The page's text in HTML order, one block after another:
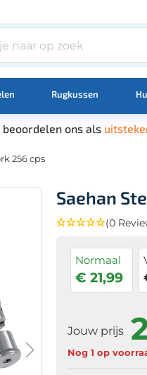
Rugkussen
beoordelen ons als
256 cps
Saehan
(0
Normaal
€ 21,99
Jouw prijs
Nog 1 op